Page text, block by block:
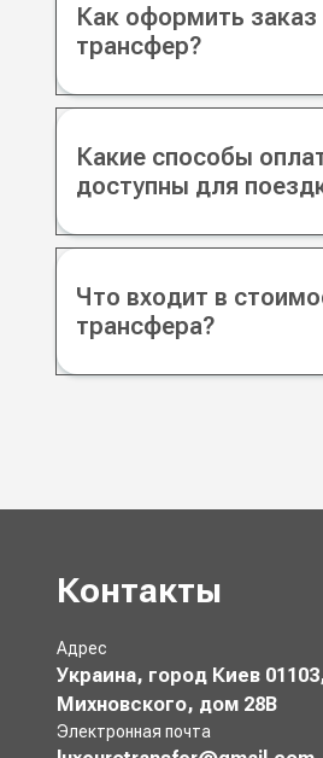
Как оформить заказ
трансфер?
Какие способы
доступны для
Что входит в
трансфера?
Контакты
Адрес
Украина, город Киев
Михновского, дом 28В
Электронная почта